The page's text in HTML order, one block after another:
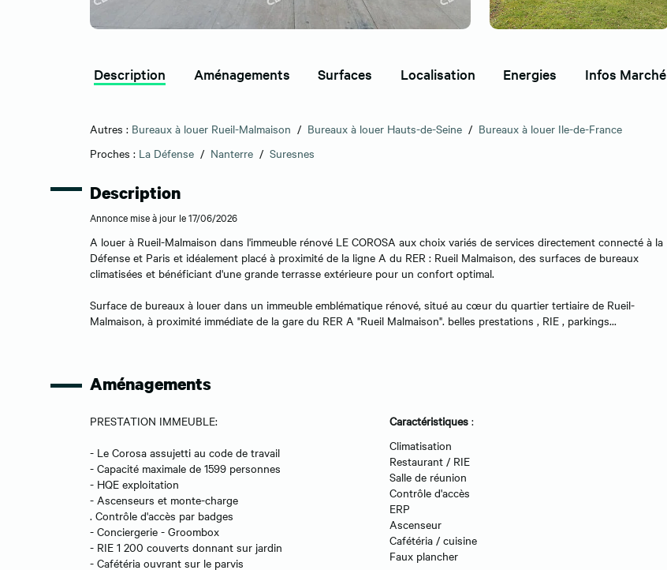
Description Aménagements Surfaces Localisation Energies Infos Marché
Autres : Bureaux à louer Rueil-Malmaison / Bureaux à louer Hauts-de-Seine / Bureaux à louer Ile-de-France
Proches : La Défense / Nanterre / Suresnes
Description
Annonce mise à jour le 17/06/2026
A louer à Rueil-Malmaison dans l'immeuble rénové LE COROSA aux choix variés de services directement connecté à la
Défense et Paris et idéalement placé à proximité de la ligne A du RER : Rueil Malmaison, des surfaces de bureaux
climatisées et bénéficiant d'une grande terrasse extérieure pour un confort optimal.
Surface de bureaux à louer dans un immeuble emblématique rénové, situé au cœur du quartier tertiaire de Rueil-
Malmaison, à proximité immédiate de la gare du RER A "Rueil Malmaison". belles prestations , RIE , parkings...
Aménagements
PRESTATION IMMEUBLE:
- Le Corosa assujetti au code de travail
- Capacité maximale de 1599 personnes
- HQE exploitation
- Ascenseurs et monte-charge
. Contrôle d'accès par badges
- Conciergerie - Groombox
- RIE 1 200 couverts donnant sur jardin
- Cafétéria ouvrant sur le parvis
Caractéristiques :
Climatisation
Restaurant / RIE
Salle de réunion
Contrôle d'accès
ERP
Ascenseur
Cafétéria / cuisine
Faux plancher